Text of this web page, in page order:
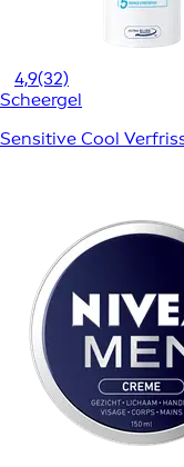
4,9(32)
Scheergel
Sensitive Cool